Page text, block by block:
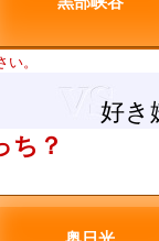
。
好き
ち？